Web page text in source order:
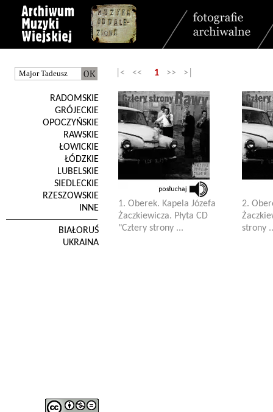
RADOMSKIE
GRÓJECKIE
OPOCZYŃSKIE
RAWSKIE
ŁOWICKIE
ŁÓDZKIE
LUBELSKIE
SIEDLECKIE
RZESZOWSKIE
INNE
BIAŁORUŚ
UKRAINA
|< << 1 >> >|
1. Oberek. Kapela Józefa
Żaczkiewicza. Płyta CD
"Cztery strony ...
2.
strony